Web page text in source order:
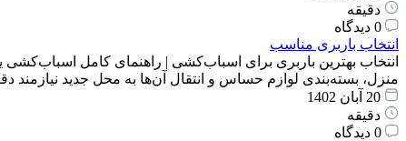
دقیقه
0 دیدگاه
انتخاب باربری مناسب
انتخاب بهترین باربری برای اسباب‌کشی | راهنمای کامل
منزل، بسته‌بندی لوازم حساس و انتقال آن‌ها به محل جدید
20 آبان 1402
دقیقه
0 دیدگاه